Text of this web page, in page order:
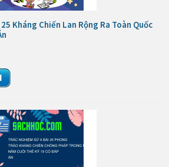
Kháng Chiến Lan Rộng Ra Toàn Quốc